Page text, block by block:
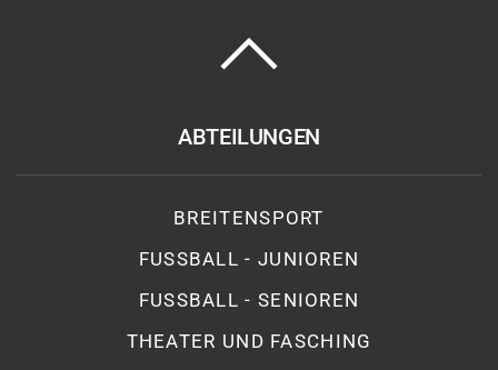
ABTEILUNGEN
BREITENSPORT
FUSSBALL - JUNIOREN
FUSSBALL - SENIOREN
THEATER UND FASCHING